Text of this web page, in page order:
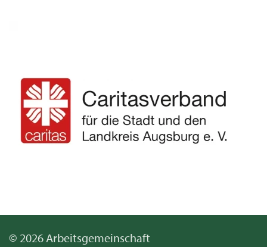
© 2026 Arbeitsgemeinschaft